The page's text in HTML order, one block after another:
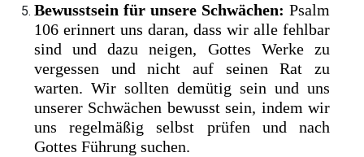
Bewusstsein für unsere Schwächen: Psalm
106 erinnert uns daran, dass wir alle fehlbar
sind und dazu neigen, Gottes Werke zu
vergessen und nicht auf seinen Rat zu
warten. Wir sollten demütig sein und uns
unserer Schwächen bewusst sein, indem wir
uns regelmäßig selbst prüfen und nach
Gottes Führung suchen.